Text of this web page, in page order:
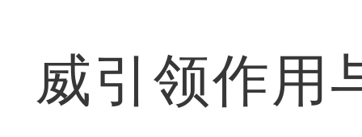
威引领作用